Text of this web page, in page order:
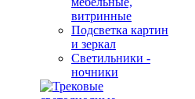
витринные
Подсветка картин
и зеркал
Светильники -
ночники